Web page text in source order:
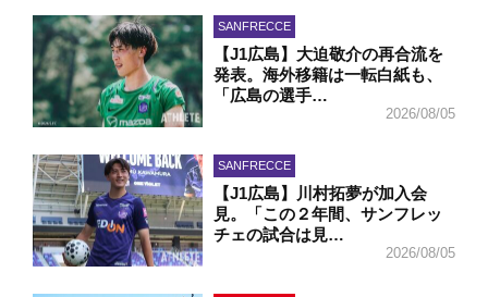
SANFRECCE
【J1広島】大迫敬介の再合流を
発表。海外移籍は一転白紙も、
「広島の選手…
2026/08/05
SANFRECCE
【J1広島】川村拓夢が加入会
見。「この２年間、サンフレッ
チェの試合は見…
2026/08/05